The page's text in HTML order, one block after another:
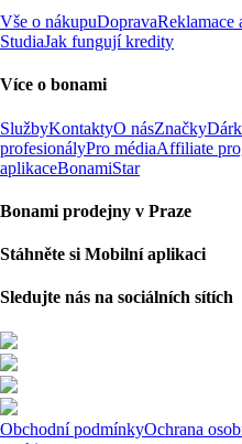
Vše o nákupuDopravaReklamace
StudiaJak fungují kredity
Více o bonami
SlužbyKontaktyO násZnačky
profesionályPro médiaAffiliate
aplikaceBonamiStar
Bonami prodejny v Praze
Stáhněte si Mobilní aplikaci
Sledujte nás na sociálních sítích
Obchodní podmínkyOchrana